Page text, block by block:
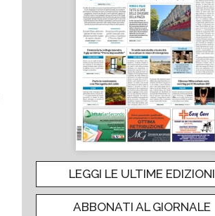
LEGGI LE ULTIME EDIZIONI
ABBONATI AL GIORNALE